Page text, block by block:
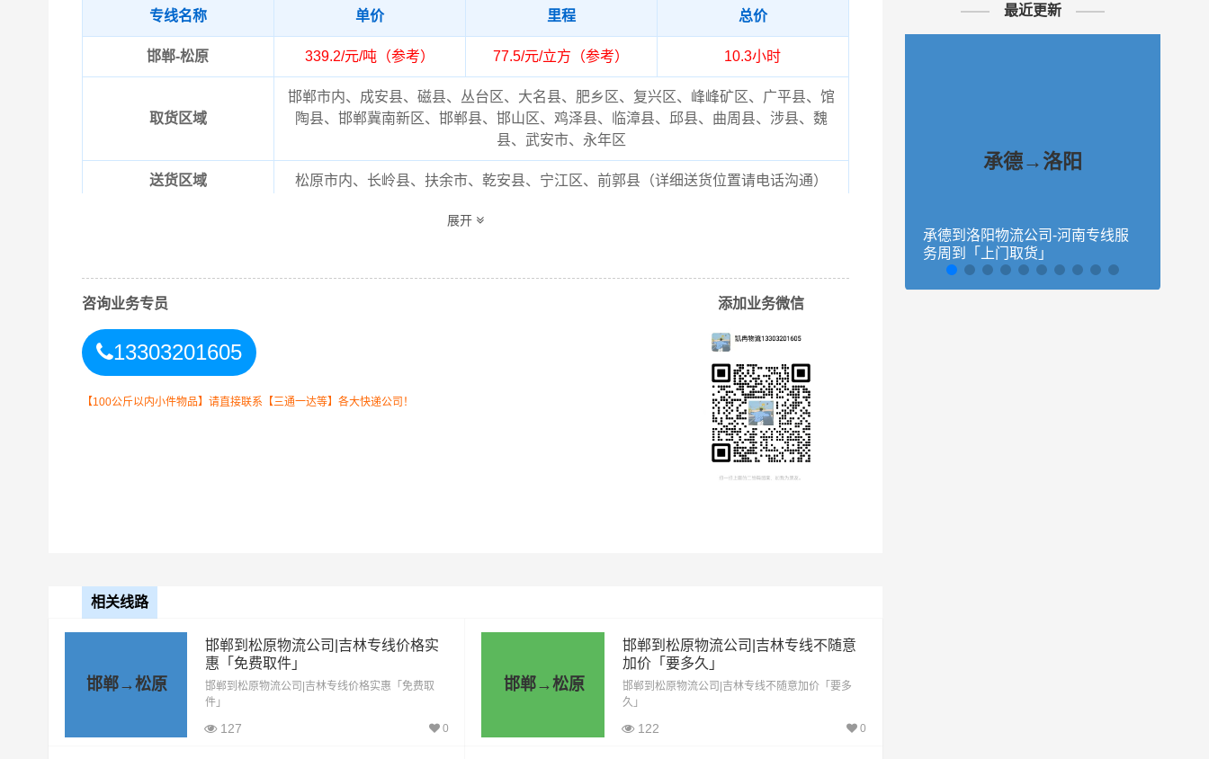
专线名称 单价 里程 总价
邯郸-松原 339.2/元/吨（参考） 77.5/元/立方（参考） 10.3小时
取货区域
邯郸市内、成安县、磁县、丛台区、大名县、肥乡区、复兴区、峰峰矿区、广平县、馆
陶县、邯郸冀南新区、邯郸县、邯山区、鸡泽县、临漳县、邱县、曲周县、涉县、魏
县、武安市、永年区
送货区域 松原市内、长岭县、扶余市、乾安县、宁江区、前郭县（详细送货位置请电话沟通）
以上邯郸到松原物流专线的费用为市场透明价，仅供参考，不作为最终成交价格，望知
4.2米高栏
6.8米高栏 5.5元 5830元
9.6米高栏 7.5元 1060公里 7950元
展开
咨询业务专员
13303201605
【100公斤以内小件物品】请直接联系【三通一达等】各大快递公司！
添加业务微信
相关线路
邯郸→松原
邯郸到松原物流公司|吉林专线价格实
惠「免费取件」
邯郸到松原物流公司|吉林专线价格实惠「免费取
件」
127 0
邯郸→松原
邯郸到松原物流公司|吉林专线不随意
加价「要多久」
邯郸到松原物流公司|吉林专线不随意加价「要多
久」
122 0
最近更新
承德→洛阳
承德到洛阳物流公司-河南专线服
务周到「上门取货」